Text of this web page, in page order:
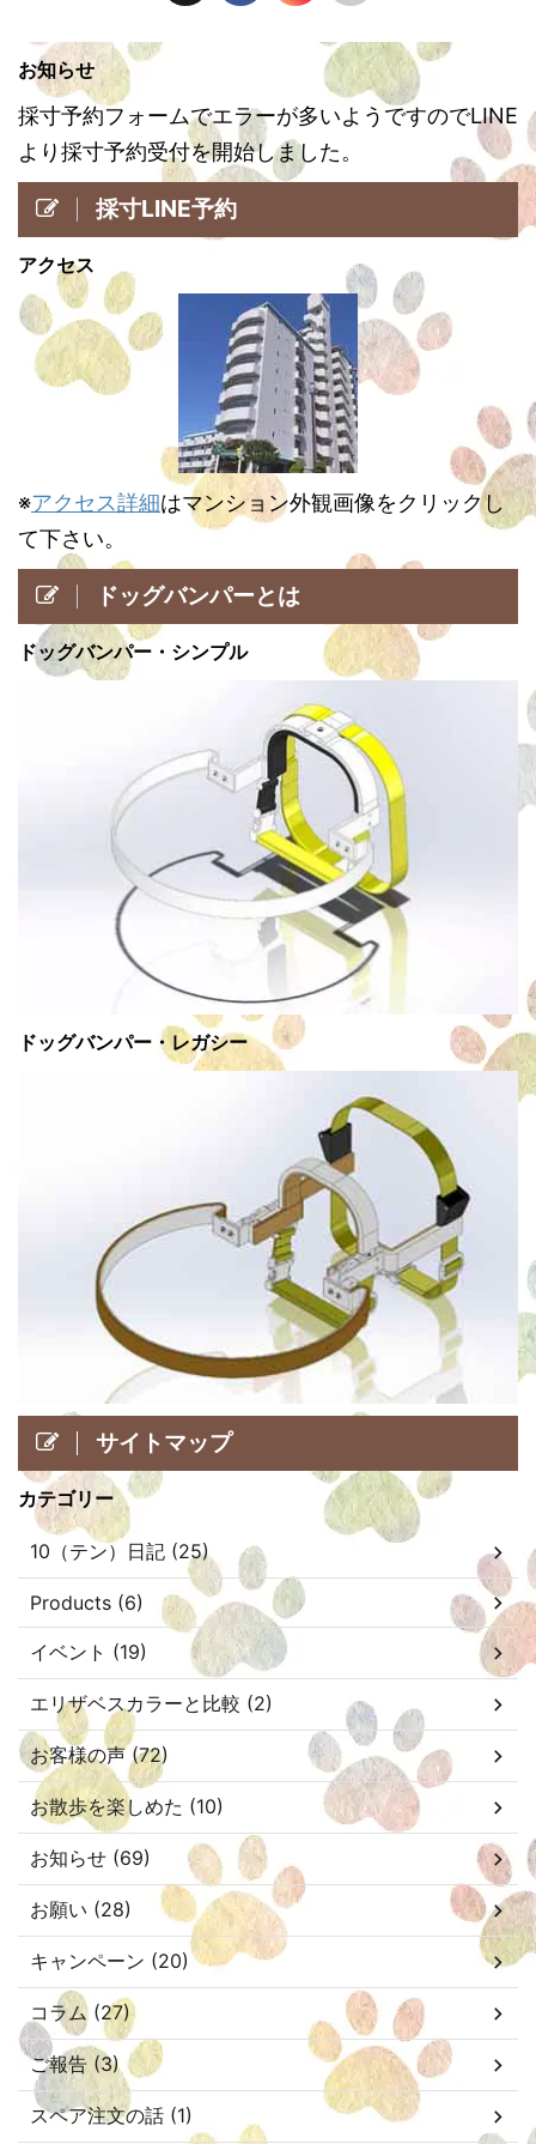
お知らせ
採寸予約フォームでエラーが多いようですのでLINE
より採寸予約受付を開始しました。
採寸LINE予約
アクセス
※アクセス詳細はマンション外観画像をクリックし
て下さい。
ドッグバンパーとは
ドッグバンパー・シンプル
ドッグバンパー・レガシー
サイトマップ
カテゴリー
10（テン）日記 (25)
Products (6)
イベント (19)
エリザベスカラーと比較 (2)
お客様の声 (72)
お散歩を楽しめた (10)
お知らせ (69)
お願い (28)
キャンペーン (20)
コラム (27)
ご報告 (3)
スペア注文の話 (1)